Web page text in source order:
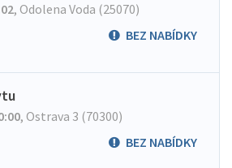
, Odolena Voda (25070)
BEZ NABÍDKY
, Ostrava 3 (70300)
BEZ NABÍDKY